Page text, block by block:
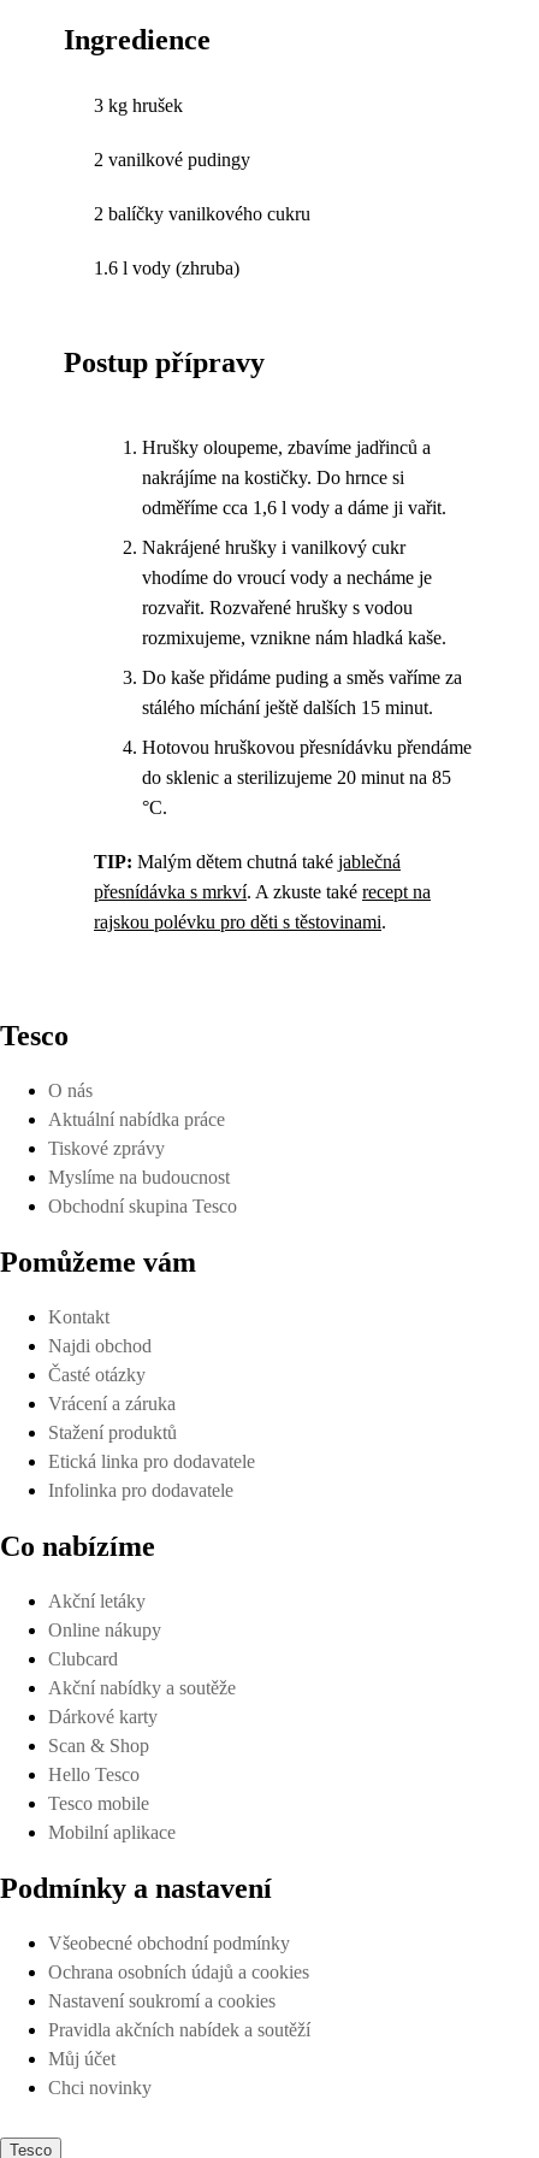
Ingredience
3 kg hrušek
2 vanilkové pudingy
2 balíčky vanilkového cukru
1.6 l vody (zhruba)
Postup přípravy
Hrušky oloupeme, zbavíme jadřinců a
nakrájíme na kostičky. Do hrnce si
odměříme cca 1,6 l vody a dáme ji vařit.
Nakrájené hrušky i vanilkový cukr
vhodíme do vroucí vody a necháme je
rozvařit. Rozvařené hrušky s vodou
rozmixujeme, vznikne nám hladká kaše.
Do kaše přidáme puding a směs vaříme za
stálého míchání ještě dalších 15 minut.
Hotovou hruškovou přesnídávku přendáme
do sklenic a sterilizujeme 20 minut na 85
°C.
TIP: Malým dětem chutná také jablečná
přesnídávka s mrkví. A zkuste také recept na
rajskou polévku pro děti s těstovinami.
Tesco
O nás
Aktuální nabídka práce
Tiskové zprávy
Myslíme na budoucnost
Obchodní skupina Tesco
Pomůžeme vám
Kontakt
Najdi obchod
Časté otázky
Vrácení a záruka
Stažení produktů
Etická linka pro dodavatele
Infolinka pro dodavatele
Co nabízíme
Akční letáky
Online nákupy
Clubcard
Akční nabídky a soutěže
Dárkové karty
Scan & Shop
Hello Tesco
Tesco mobile
Mobilní aplikace
Podmínky a nastavení
Všeobecné obchodní podmínky
Ochrana osobních údajů a cookies
Nastavení soukromí a cookies
Pravidla akčních nabídek a soutěží
Můj účet
Chci novinky
Tesco